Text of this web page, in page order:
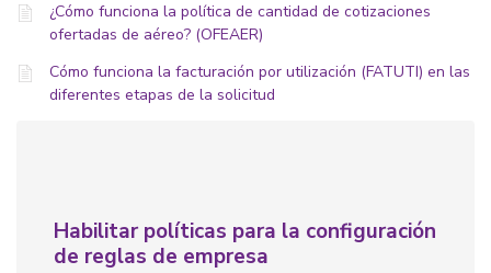
¿Cómo funciona la política de cantidad de cotizaciones
ofertadas de aéreo? (OFEAER)
Cómo funciona la facturación por utilización (FATUTI) en las
diferentes etapas de la solicitud
Habilitar políticas para la configuración
de reglas de empresa